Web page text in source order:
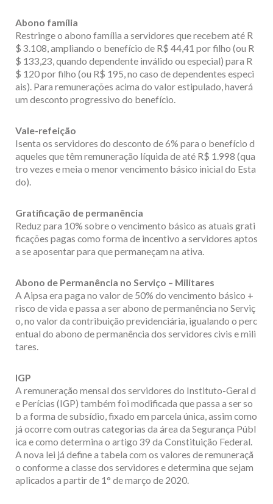
Abono família
Restringe o abono família a servidores que recebem até R
$ 3.108, ampliando o benefício de R$ 44,41 por filho (ou R
$ 133,23, quando dependente inválido ou especial) para R
$ 120 por filho (ou R$ 195, no caso de dependentes especi
ais). Para remunerações acima do valor estipulado, haverá
um desconto progressivo do benefício.
Vale-refeição
Isenta os servidores do desconto de 6% para o benefício d
aqueles que têm remuneração líquida de até R$ 1.998 (qua
tro vezes e meia o menor vencimento básico inicial do Esta
do).
Gratificação de permanência
Reduz para 10% sobre o vencimento básico as atuais grati
ficações pagas como forma de incentivo a servidores aptos
a se aposentar para que permaneçam na ativa.
Abono de Permanência no Serviço – Militares
A Aipsa era paga no valor de 50% do vencimento básico +
risco de vida e passa a ser abono de permanência no Serviç
o, no valor da contribuição previdenciária, igualando o perc
entual do abono de permanência dos servidores civis e mili
tares.
IGP
A remuneração mensal dos servidores do Instituto-Geral d
e Perícias (IGP) também foi modificada que passa a ser so
b a forma de subsídio, fixado em parcela única, assim como
já ocorre com outras categorias da área da Segurança Públ
ica e como determina o artigo 39 da Constituição Federal.
A nova lei já define a tabela com os valores de remuneraçã
o conforme a classe dos servidores e determina que sejam
aplicados a partir de 1° de março de 2020.